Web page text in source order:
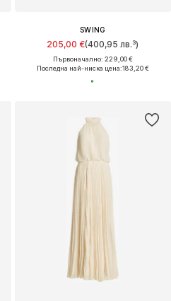
SWING
205,00 €(400,95 лв.³)
Първоначално: 229,00 €
Последна най-ниска цена:183,20 €